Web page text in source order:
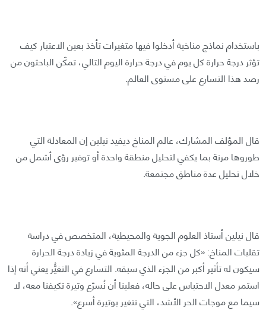
باستخدام نماذج مناخية أدخلوا فيها متغيرات تأخذ بعين الاعتبار كيف
تؤثر درجة حرارة كل يوم في درجة حرارة اليوم التالي، تمكّن الباحثون من
رصد هذا التسارع على مستوى العالم.
قال المؤلف المشارك، عالم المناخ ديفيد نيلين إن المعادلة التي
طوروها مرنة بما يكفي لتحليل منطقة واحدة أو توفير رؤى أشمل من
خلال تحليل عدة مناطق مجتمعة.
قال نيلين أستاذ العلوم الجوية والمحيطية، المتخصص في دراسة
تقلبات المناخ: «كل جزء من الدرجة المئوية في زيادة درجة الحرارة
سيكون له تأثير أكبر من الجزء الذي سبقه. التسارع في التغيُّر يعني أنه إذا
استمر معدل الاحتباس على حاله، فعلينا أن نُسرّع وتيرة تكيفنا معه، لا
سيما مع موجات الحر الأشد، التي تتغير بوتيرة أسرع».